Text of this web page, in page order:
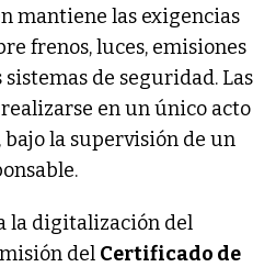
mantiene las exigencias
frenos, luces, emisiones
de seguridad. Las
en un único acto
la supervisión de un
la digitalización del
del Certificado de